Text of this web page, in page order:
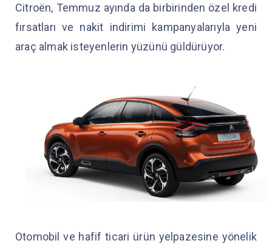
Citroën, Temmuz ayında da birbirinden özel kredi
fırsatları ve nakit indirimi kampanyalarıyla yeni
araç almak isteyenlerin yüzünü güldürüyor.
Otomobil ve hafif ticari ürün yelpazesine yönelik